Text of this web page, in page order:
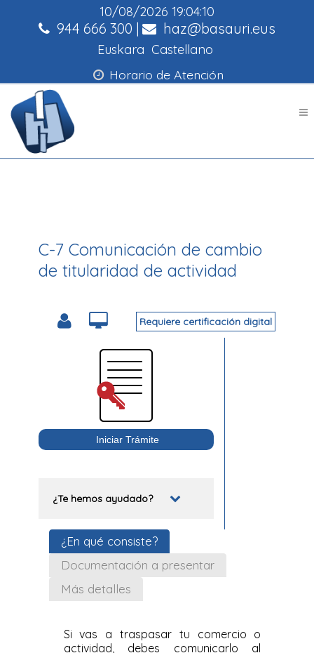
10/08/202619:04:11
944 666 300 | haz@basauri.eus
Euskara Castellano
Horario de Atención